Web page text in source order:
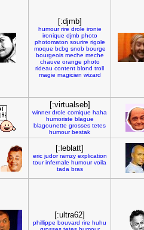
[:djmb]
humour rire drole ironie
ironique djmb photo
photomaton sourire rigole
moque bcbg snob bourge
bourgeois meche meche
chauve orange photo
rideau content blond troll
magie magicien wizard
[:virtualseb]
winner drole comique haha
humoriste blague
blagounette grosses tetes
humour bestak
[:leblatt]
eric judor ramzy explication
tour infernale humour voila
tada bras
[:ultra62]
phillippe bouvard rire huhu